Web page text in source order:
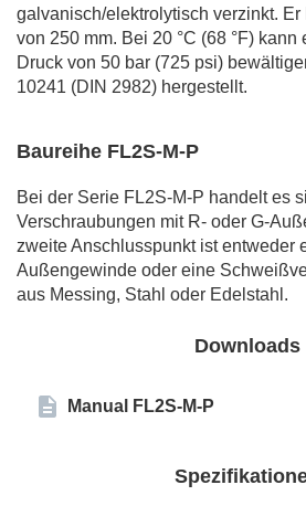
galvanisch/elektrolytisch verzinkt.
von 250 mm. Bei 20 °C (68 °F)
Druck von 50 bar (725 psi)
10241 (DIN 2982) hergestellt.
Baureihe FL2S-M-P
Bei der Serie FL2S-M-P handelt es
Verschraubungen mit R- oder G-
zweite Anschlusspunkt ist entweder
Außengewinde oder eine
aus Messing, Stahl oder Edelstahl.
Downloads
Manual FL2S-M-P